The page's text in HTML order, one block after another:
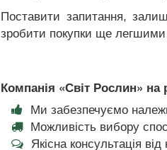
Поставити запитання,
зробити покупки ще
Компанія «Світ Рослин» на
Ми забезпечуємо
Можливість вибору
Якісна консультація